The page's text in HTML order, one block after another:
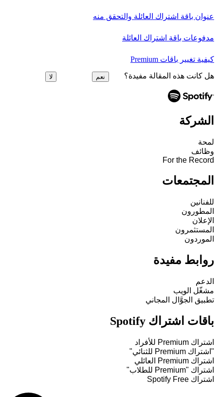
عنوان باقة اشتراك العائلة والتحقق منه
مدفوعات باقة اشتراك العائلة
كيفية تغيير باقات Premium
هل كانت هذه المقالة مفيدة؟ نعم لا
الشركة
لمحة
وظائف
For the Record
المجتمعات
للفنانين
المطورون
الإعلان
المستثمرون
الموردون
روابط مفيدة
الدعم
مشغّل الويب
تطبيق الجوَّال المجاني
باقات اشتراك Spotify
اشتراك Premium للأفراد
"اشتراك Premium للثنائي"
اشتراك Premium العائلي
اشتراك "Premium للطلاب"
اشتراك Spotify Free